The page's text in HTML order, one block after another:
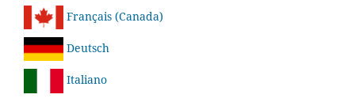
Français (Canada)
Deutsch
Italiano